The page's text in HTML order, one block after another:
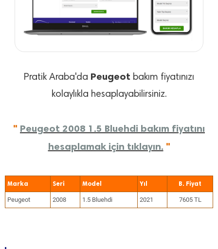
Pratik Araba'da Peugeot bakım fiyatınızı
kolaylıkla hesaplayabilirsiniz.
" Peugeot 2008 1.5 Bluehdi bakım fiyatını
hesaplamak için tıklayın. "
Marka Seri Model Yıl
Peugeot 2008 1.5 Bluehdi 2021 7605 TL